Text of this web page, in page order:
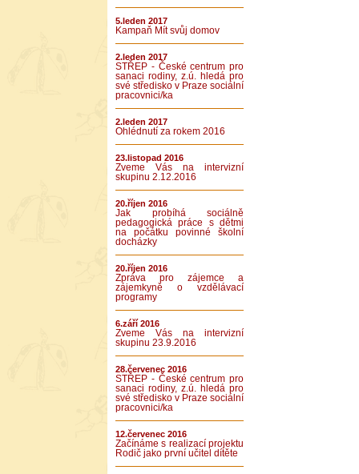
5.leden 2017
Kampaň Mít svůj domov
2.leden 2017
STŘEP - České centrum pro
sanaci rodiny, z.ú. hledá pro
své středisko v Praze sociální
pracovnici/ka
2.leden 2017
Ohlédnutí za rokem 2016
23.listopad 2016
Zveme Vás na intervizní
skupinu 2.12.2016
20.říjen 2016
Jak probíhá sociálně
pedagogická práce s dětmi
na počátku povinné školní
docházky
20.říjen 2016
Zpráva pro zájemce a
zájemkyně o vzdělávací
programy
6.září 2016
Zveme Vás na intervizní
skupinu 23.9.2016
28.červenec 2016
STŘEP - České centrum pro
sanaci rodiny, z.ú. hledá pro
své středisko v Praze sociální
pracovnici/ka
12.červenec 2016
Začínáme s realizací projektu
Rodič jako první učitel dítěte